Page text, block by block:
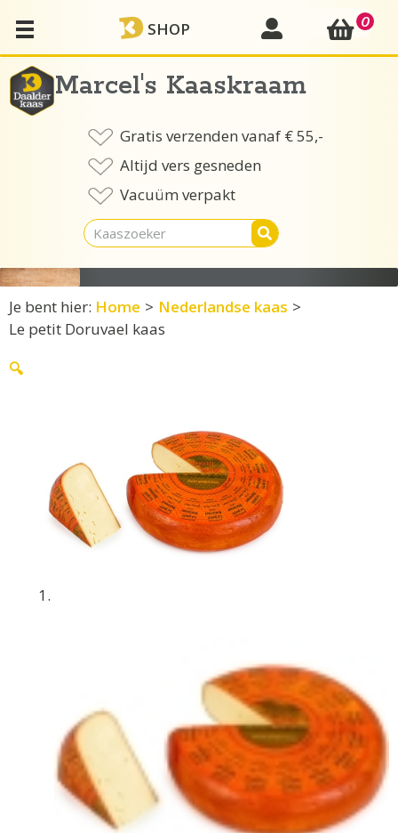
naar
de
inhoud
SHOP mijn account 0
Marcel's Kaaskraam
Gratis verzenden vanaf € 55,-
Altijd vers gesneden
Vacuüm verpakt
Je bent hier: Home > Nederlandse kaas >
Le petit Doruvael kaas
🔍